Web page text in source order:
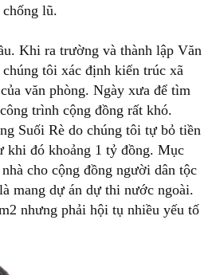
lũ.
Khi ra trường và thành lập Văn
tôi xác định kiến trúc xã
văn phòng. Ngày xưa để tìm
trình cộng đồng rất khó.
Suối Rè do chúng tôi tự bỏ tiền
khi đó khoảng 1 tỷ đồng. Mục
cho cộng đồng người dân tộc
mang dự án dự thi nước ngoài.
nhưng phải hội tụ nhiều yếu tố